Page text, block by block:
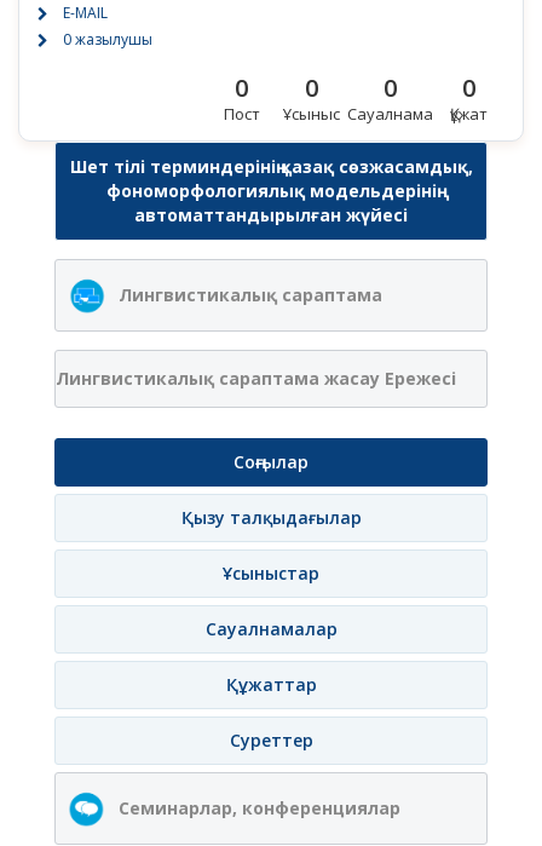
E-MAIL
0 жазылушы
0
Пост
0
Ұсыныс
0
Сауалнама
0
Құжат
Шет тілі терминдерінің қазақ сөзжасамдық,
фономорфологиялық модельдерінің
автоматтандырылған жүйесі
Лингвистикалық сараптама
Лингвистикалық сараптама жасау Ережесі
Соңғылар
Қызу талқыдағылар
Ұсыныстар
Сауалнамалар
Құжаттар
Суреттер
Семинарлар, конференциялар